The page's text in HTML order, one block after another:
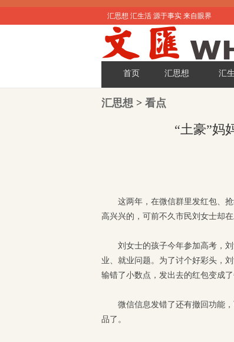
汇思想 汇生活 源于事实 来自眼界
首页 汇思想 汇
汇思想 > 看点
“土豪”妈
这两年，在微信群里发红包、
高兴兴的，可前不久市民刘女士却
刘女士的孩子今年参加高考，
业、就业问题。为了讨个好彩头，
输错了小数点，发出去的红包变成了
微信信息发错了还有撤回功能
品了。